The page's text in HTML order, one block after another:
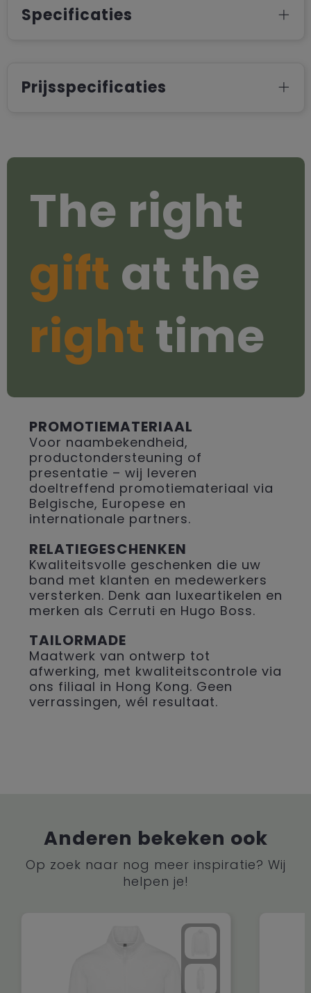
Specificaties
Prijsspecificaties
The right
gift at the
right time
PROMOTIEMATERIAAL
Voor naambekendheid,
productondersteuning of
presentatie – wij leveren
doeltreffend promotiemateriaal via
Belgische, Europese en
internationale partners.
RELATIEGESCHENKEN
Kwaliteitsvolle geschenken die uw
band met klanten en medewerkers
versterken. Denk aan luxeartikelen en
merken als Cerruti en Hugo Boss.
TAILORMADE
Maatwerk van ontwerp tot
afwerking, met kwaliteitscontrole via
ons filiaal in Hong Kong. Geen
verrassingen, wél resultaat.
Anderen bekeken ook
Op zoek naar nog meer inspiratie? Wij
helpen je!